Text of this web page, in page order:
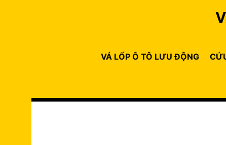
VÁ LỐP Ô TÔ LƯU ĐỘNG